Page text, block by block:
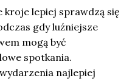
kroje lepiej sprawdzą się
gdy luźniejsze
mogą być
spotkania.
najlepiej